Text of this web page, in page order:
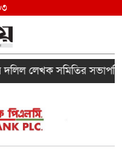
দলিল লেখক সমিতির সভাপতি